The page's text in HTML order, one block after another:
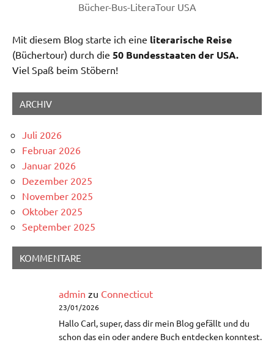
Bücher-Bus-LiteraTour USA
Mit diesem Blog starte ich eine literarische Reise
(Büchertour) durch die 50 Bundesstaaten der USA.
Viel Spaß beim Stöbern!
ARCHIV
Juli 2026
Februar 2026
Januar 2026
Dezember 2025
November 2025
Oktober 2025
September 2025
KOMMENTARE
admin zu Connecticut
23/01/2026
Hallo Carl, super, dass dir mein Blog gefällt und du
schon das ein oder andere Buch entdecken konntest.